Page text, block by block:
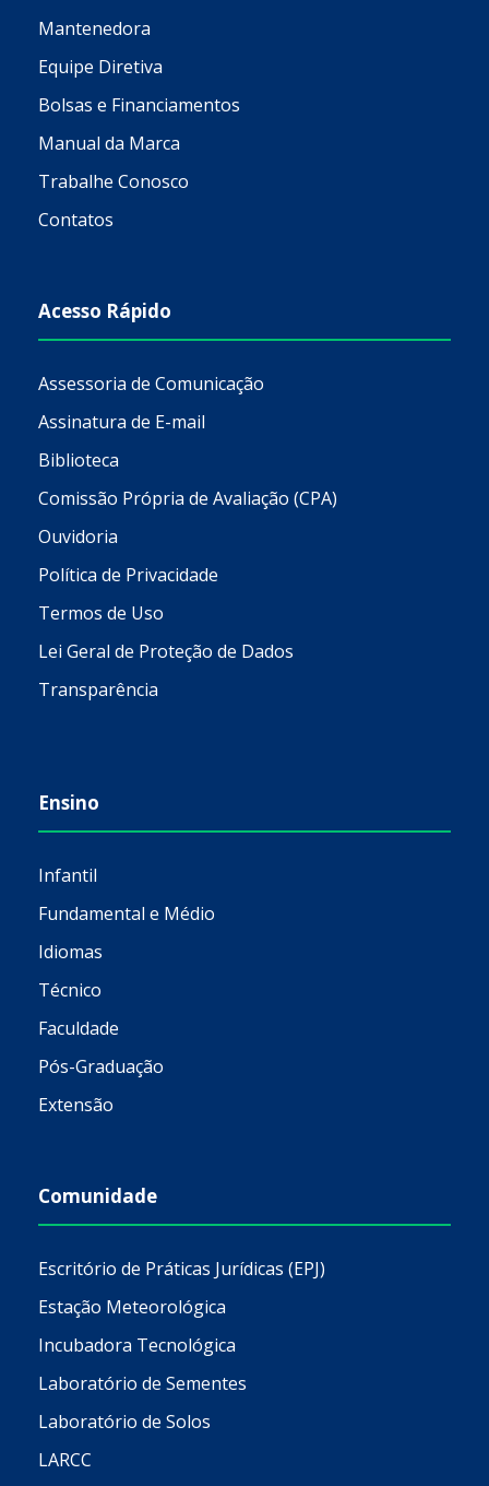
Mantenedora
Equipe Diretiva
Bolsas e Financiamentos
Manual da Marca
Trabalhe Conosco
Contatos
Acesso Rápido
Assessoria de Comunicação
Assinatura de E-mail
Biblioteca
Comissão Própria de Avaliação (CPA)
Ouvidoria
Política de Privacidade
Termos de Uso
Lei Geral de Proteção de Dados
Transparência
Ensino
Infantil
Fundamental e Médio
Idiomas
Técnico
Faculdade
Pós-Graduação
Extensão
Comunidade
Escritório de Práticas Jurídicas (EPJ)
Estação Meteorológica
Incubadora Tecnológica
Laboratório de Sementes
Laboratório de Solos
LARCC